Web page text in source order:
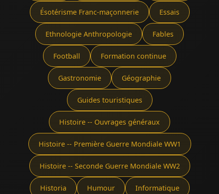
Ésotérisme Franc-maçonnerie Essais
Ethnologie Anthropologie Fables
Football Formation continue
Gastronomie Géographie
Guides touristiques
Histoire -- Ouvrages généraux
Histoire -- Première Guerre Mondiale WW1
Histoire -- Seconde Guerre Mondiale WW2
Historia Humour Informatique